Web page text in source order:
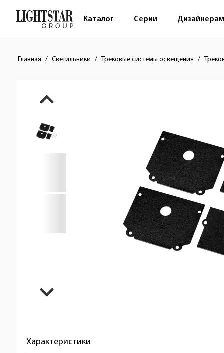
Каталог Серии Дизайнерам
Главная Светильники Трековые системы освещения
Краткое описание товара
Изображения товара
Стоимость товара
Характеристики